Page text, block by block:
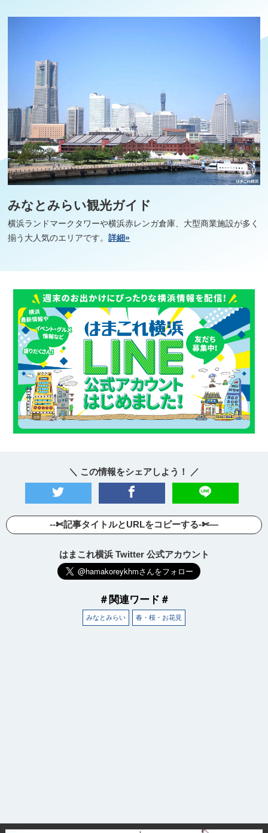
みなとみらい観光ガイド
横浜ランドマークタワーや横浜赤レンガ倉庫、大型商業施設が多く
揃う大人気のエリアです。詳細»
＼ この情報をシェアしよう！ ／
--✄記事タイトルとURLをコピーする-✄—
はまこれ横浜 Twitter 公式アカウント
＃関連ワード＃
みなとみらい 春・桜・お花見